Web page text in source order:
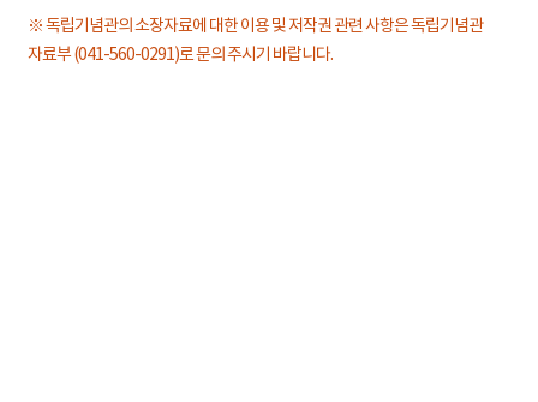
※ 독립기념관의 소장자료에 대한 이용 및 저작권 관련 사항은 독립기념관
자료부 (041-560-0291)로 문의 주시기 바랍니다.